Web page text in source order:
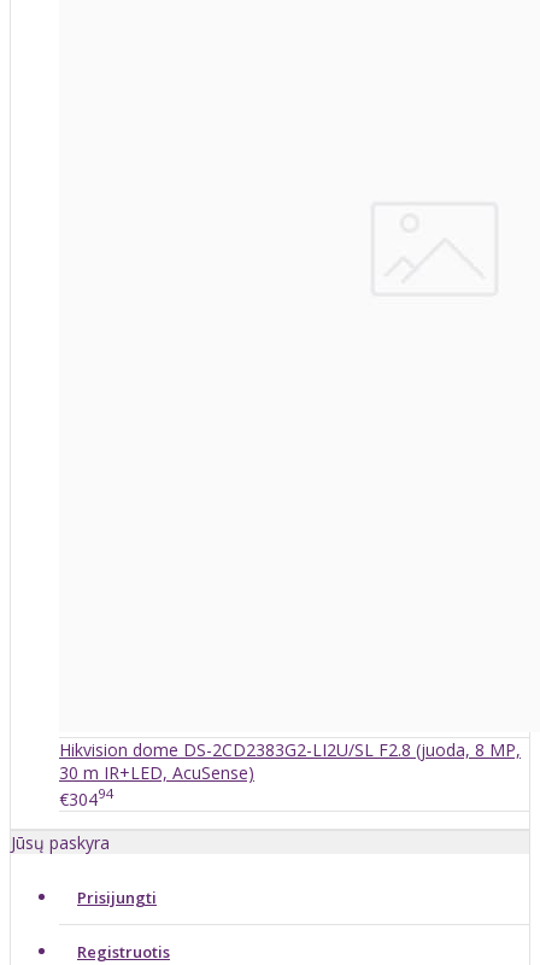
Hikvision dome DS-2CD2383G2-LI2U/SL F2.8 (juoda, 8 MP,
30 m IR+LED, AcuSense)
€30494
Jūsų paskyra
Prisijungti
Registruotis